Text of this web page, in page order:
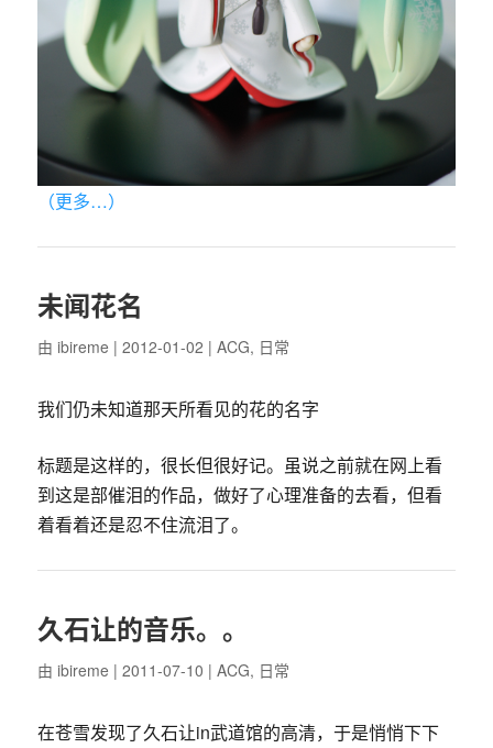
（更多…）
未闻花名
由 ibireme | 2012-01-02 | ACG, 日常
我们仍未知道那天所看见的花的名字
标题是这样的，很长但很好记。虽说之前就在网上看
到这是部催泪的作品，做好了心理准备的去看，但看
着看着还是忍不住流泪了。
久石让的音乐。。
由 ibireme | 2011-07-10 | ACG, 日常
在苍雪发现了久石让in武道馆的高清，于是悄悄下下